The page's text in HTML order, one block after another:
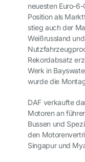
neuesten Euro-
Position als
stieg auch der
Weißrussland
Rekordabsatz
Werk in
wurde die
DAF verkaufte
Motoren an
Bussen und
den
Singapur und